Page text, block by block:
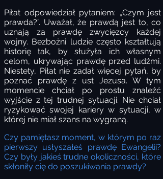
Piłat odpowiedział pytaniem: „Czym jest
prawda?”. Uważał, że prawdą jest to, co
uznają za prawdę zwycięzcy każdej
wojny. Bezbożni ludzie często kształtują
historię tak, by służyła ich własnym
celom, ukrywając prawdę przed ludźmi.
Niestety, Piłat nie zadał więcej pytań, by
poznać prawdę z ust Jezusa. W tym
momencie chciał po prostu znaleźć
wyjście z tej trudnej sytuacji. Nie chciał
ryzykować swojej kariery w sytuacji, w
której nie miał szans na wygraną.
Czy pamiętasz moment, w którym po raz
pierwszy usłyszałeś prawdę Ewangelii?
Czy były jakieś trudne okoliczności, które
skłoniły cię do poszukiwania prawdy?